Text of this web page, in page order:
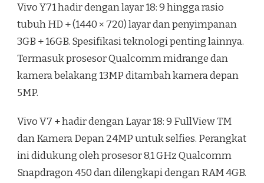
Vivo Y71 hadir dengan layar 18: 9 hingga rasio
tubuh HD + (1440 × 720) layar dan penyimpanan
3GB + 16GB. Spesifikasi teknologi penting lainnya.
Termasuk prosesor Qualcomm midrange dan
kamera belakang 13MP ditambah kamera depan
5MP.
Vivo V7 + hadir dengan Layar 18: 9 FullView TM
dan Kamera Depan 24MP untuk selfies. Perangkat
ini didukung oleh prosesor 8,1 GHz Qualcomm
Snapdragon 450 dan dilengkapi dengan RAM 4GB.